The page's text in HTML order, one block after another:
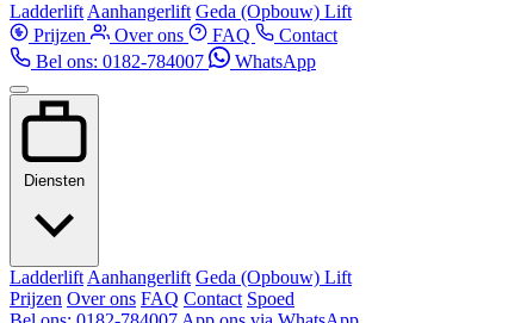
Ladderlift Aanhangerlift Geda (Opbouw) Lift
Prijzen
Over ons FAQ
Contact
Bel ons: 0182-784007
WhatsApp
Diensten
Ladderlift Aanhangerlift Geda (Opbouw) Lift
Prijzen Over ons FAQ Contact Spoed